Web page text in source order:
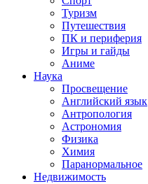
Туризм
Путешествия
ПК и периферия
Игры и гайды
Аниме
Наука
Просвещение
Английский язык
Антропология
Астрономия
Физика
Химия
Паранормальное
Недвижимость